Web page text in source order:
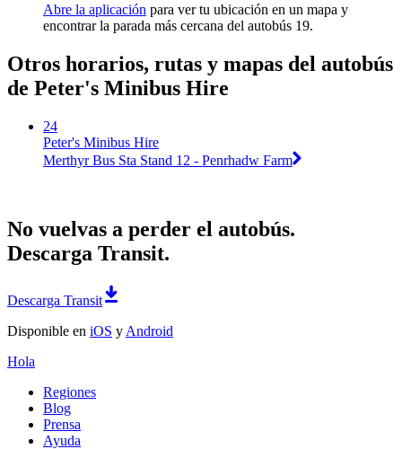
Abre la aplicación para ver tu ubicación en un mapa y
encontrar la parada más cercana del autobús 19.
Otros horarios, rutas y mapas del autobús
de Peter's Minibus Hire
24
Peter's Minibus Hire
Merthyr Bus Sta Stand 12 - Penrhadw Farm
No vuelvas a perder el autobús.
Descarga Transit.
Descarga Transit
Disponible en iOS y Android
Hola
Regiones
Blog
Prensa
Ayuda